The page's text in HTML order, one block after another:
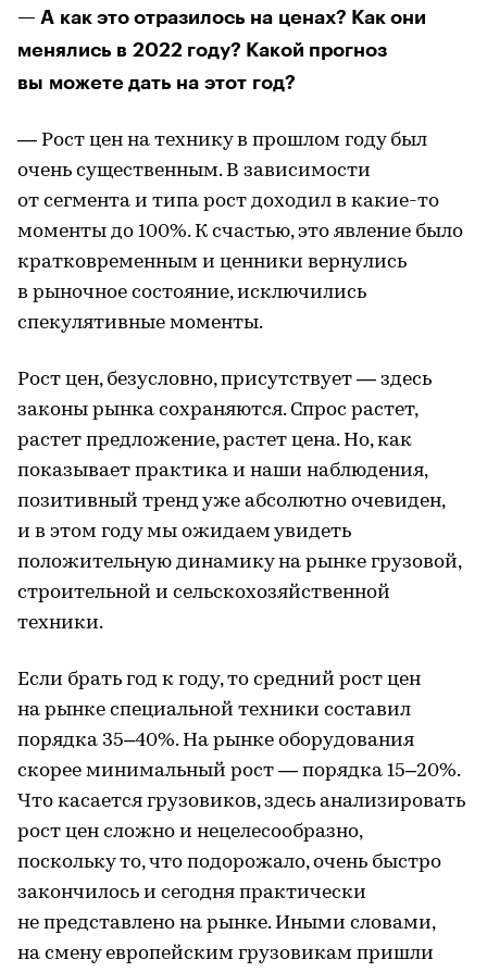
— А как это отразилось на ценах? Как они
менялись в 2022 году? Какой прогноз
вы можете дать на этот год?
— Рост цен на технику в прошлом году был
очень существенным. В зависимости
от сегмента и типа рост доходил в какие-то
моменты до 100%. К счастью, это явление было
кратковременным и ценники вернулись
в рыночное состояние, исключились
спекулятивные моменты.
Рост цен, безусловно, присутствует — здесь
законы рынка сохраняются. Спрос растет,
растет предложение, растет цена. Но, как
показывает практика и наши наблюдения,
позитивный тренд уже абсолютно очевиден,
и в этом году мы ожидаем увидеть
положительную динамику на рынке грузовой,
строительной и сельскохозяйственной
техники.
Если брать год к году, то средний рост цен
на рынке специальной техники составил
порядка 35–40%. На рынке оборудования
скорее минимальный рост — порядка 15–20%.
Что касается грузовиков, здесь анализировать
рост цен сложно и нецелесообразно,
поскольку то, что подорожало, очень быстро
закончилось и сегодня практически
не представлено на рынке. Иными словами,
на смену европейским грузовикам пришли